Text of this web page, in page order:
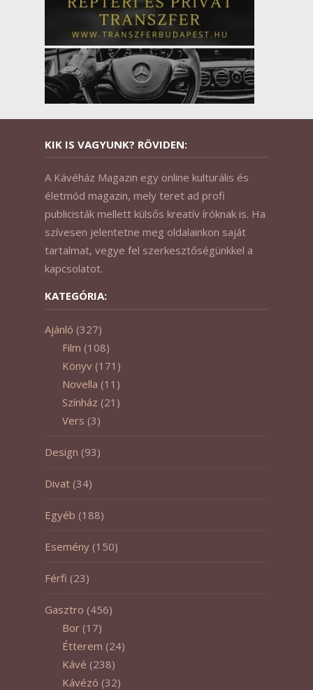
KIK IS VAGYUNK? RÖVIDEN:
A Kávéház Magazin egy online kulturális és
életmód magazin, mely teret ad profi
publicisták mellett külsős kreatív íróknak is. Ha
szívesen jelentetne meg oldalainkon saját
tartalmat, vegye fel szerkesztőségünkkel a
kapcsolatot.
KATEGÓRIA:
Ajánló (327)
Film (108)
Könyv (171)
Novella (11)
Színház (21)
Vers (3)
Design (93)
Divat (34)
Egyéb (188)
Esemény (150)
Férfi (23)
Gasztro (456)
Bor (17)
Étterem (24)
Kávé (238)
Kávézó (32)